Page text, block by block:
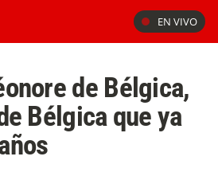
EN VIVO
de Bélgica,
Bélgica que ya